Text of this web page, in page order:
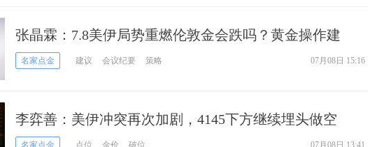
张晶霖：7.8美伊局势重燃伦敦金会跌吗？黄金操作建
议！
名家点金 建议 会议纪要 策略 07月08日 15:16
李弈善：美伊冲突再次加剧，4145下方继续埋头做空
名家点金 点位 金价 破位 07月08日 13:41